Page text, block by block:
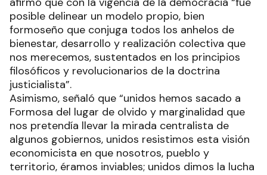
posible delinear un modelo propio, bien
formoseño que conjuga todos los anhelos de
bienestar, desarrollo y realización colectiva que
nos merecemos, sustentados en los principios
filosóficos y revolucionarios de la doctrina
justicialista”.
Asimismo, señaló que “unidos hemos sacado a
Formosa del lugar de olvido y marginalidad que
nos pretendía llevar la mirada centralista de
algunos gobiernos, unidos resistimos esta visión
economicista en que nosotros, pueblo y
territorio, éramos inviables; unidos dimos la lucha